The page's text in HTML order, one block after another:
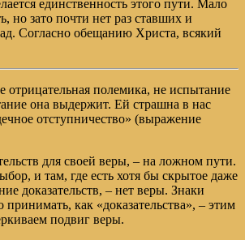
единственность этого пути. Мало
но зато почти нет раз ставших и
Согласно обещанию Христа, всякий
отрицательная полемика, не испытание
она выдержит. Ей страшна в нас
отступничество» (выражение
для своей веры, – на ложном пути.
и там, где есть хотя бы скрытое даже
доказательств, – нет веры. Знаки
принимать, как «доказательства», – этим
подвиг веры.